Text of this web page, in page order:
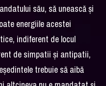
său, să unească şi
energiile acestei
indiferent de locul
de simpatii şi antipatii,
trebuie să aibă